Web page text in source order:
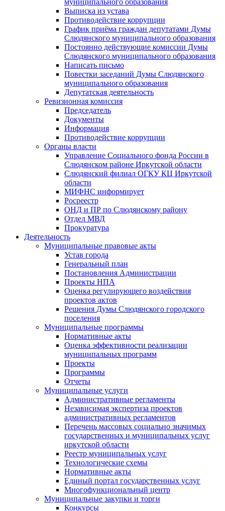
муниципального образования
Выписка из устава
Противодействие коррупции
График приёма граждан депутатами Думы
Слюдянского муниципального образования
Постоянно действующие комиссии Думы
Слюдянского муниципального образования
Написать письмо
Повестки заседаний Думы Слюдянского
муниципального образования
Депутатская деятельность
Ревизионная комиссия
Председатель
Документы
Информация
Противодействие коррупции
Органы власти
Управление Социального фонда России в
Слюдянском районе Иркутской области
Слюдянский филиал ОГКУ КЦ Иркутской
области
МИФНС информирует
Росреестр
ОНД и ПР по Слюдянскому району
Отдел МВД
Прокуратура
Деятельность
Муниципальные правовые акты
Устав города
Генеральный план
Постановления Администрации
Проекты НПА
Оценка регулирующего воздействия
проектов актов
Решения Думы Слюдянского городского
поселения
Муниципальные программы
Нормативные акты
Оценка эффективности реализации
муниципальных программ
Проекты
Программы
Отчеты
Муниципальные услуги
Административные регламенты
Независимая экспертиза проектов
административных регламентов
Перечень массовых социально значимых
государственных и муниципальных услуг
иркутской области
Реестр муниципальных услуг
Технологические схемы
Нормативные акты
Единый портал государственных услуг
Многофункциональный центр
Муниципальные закупки и торги
Конкурсы